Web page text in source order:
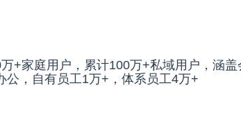
+家庭用户，累计100万+私域用户，涵盖
公，自有员工1万+，体系员工4万+